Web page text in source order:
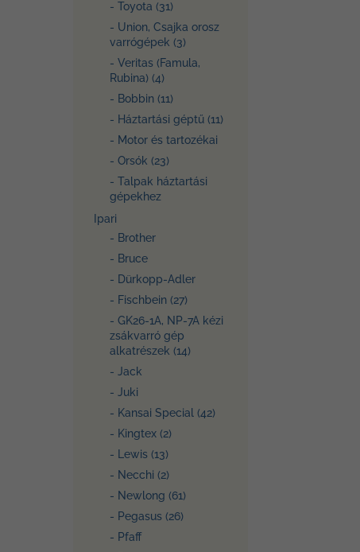
- Toyota (31)
- Union, Csajka orosz
varrógépek (3)
- Veritas (Famula,
Rubina) (4)
- Bobbin (11)
- Háztartási géptű (11)
- Motor és tartozékai
- Orsók (23)
- Talpak háztartási
gépekhez
Ipari
- Brother
- Bruce
- Dürkopp-Adler
- Fischbein (27)
- GK26-1A, NP-7A kézi
zsákvarró gép
alkatrészek (14)
- Jack
- Juki
- Kansai Special (42)
- Kingtex (2)
- Lewis (13)
- Necchi (2)
- Newlong (61)
- Pegasus (26)
- Pfaff